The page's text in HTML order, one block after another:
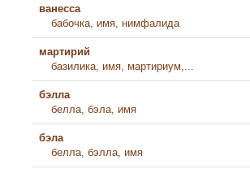
ванесса
бабочка, имя, нимфалида
мартирий
базилика, имя, мартириум,...
бэлла
белла, бэла, имя
бэла
белла, бэлла, имя